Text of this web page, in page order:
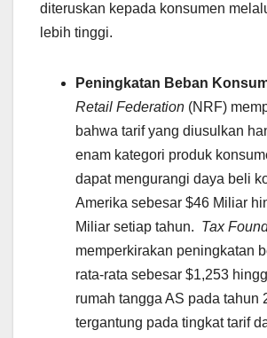
diteruskan kepada konsumen
lebih tinggi.
Peningkatan Beban
Retail Federation (NRF)
bahwa tarif yang diusulkan
enam kategori produk
dapat mengurangi daya beli
Amerika sebesar $46 Miliar
Miliar setiap tahun. Tax
memperkirakan peningkatan
rata-rata sebesar $1,253
rumah tangga AS pada tahun
tergantung pada tingkat tarif